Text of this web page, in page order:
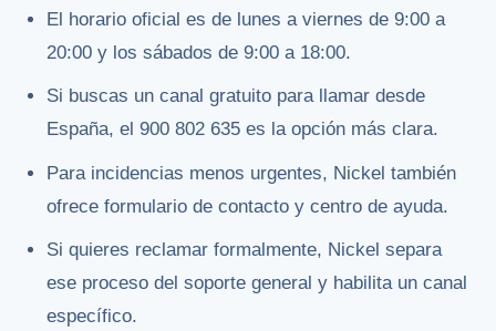
El horario oficial es de lunes a viernes de 9:00 a
20:00 y los sábados de 9:00 a 18:00.
Si buscas un canal gratuito para llamar desde
España, el 900 802 635 es la opción más clara.
Para incidencias menos urgentes, Nickel también
ofrece formulario de contacto y centro de ayuda.
Si quieres reclamar formalmente, Nickel separa
ese proceso del soporte general y habilita un canal
específico.